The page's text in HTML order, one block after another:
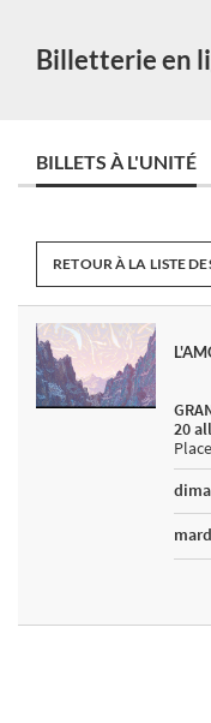
Billetterie en
BILLETS À L'UNITÉ
RETOUR À LA LISTE
20